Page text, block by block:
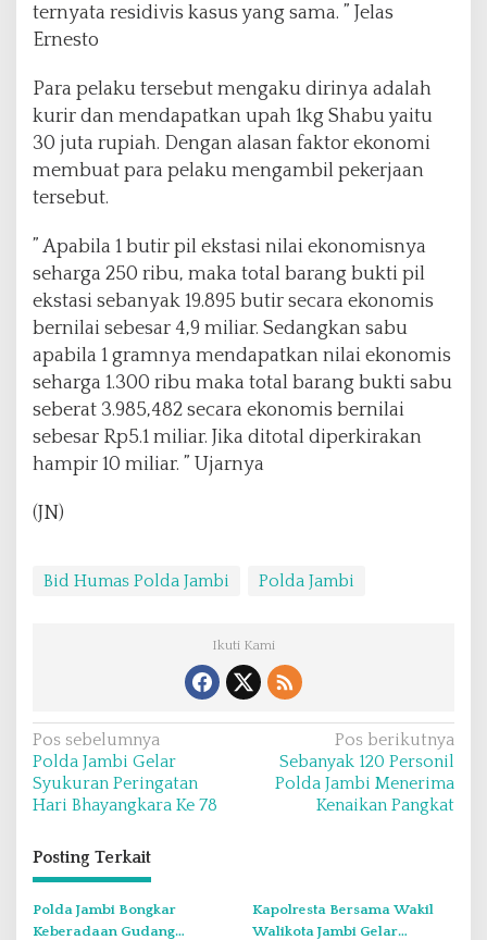
ternyata residivis kasus yang sama. ” Jelas
Ernesto
Para pelaku tersebut mengaku dirinya adalah
kurir dan mendapatkan upah 1kg Shabu yaitu
30 juta rupiah. Dengan alasan faktor ekonomi
membuat para pelaku mengambil pekerjaan
tersebut.
” Apabila 1 butir pil ekstasi nilai ekonomisnya
seharga 250 ribu, maka total barang bukti pil
ekstasi sebanyak 19.895 butir secara ekonomis
bernilai sebesar 4,9 miliar. Sedangkan sabu
apabila 1 gramnya mendapatkan nilai ekonomis
seharga 1.300 ribu maka total barang bukti sabu
seberat 3.985,482 secara ekonomis bernilai
sebesar Rp5.1 miliar. Jika ditotal diperkirakan
hampir 10 miliar. ” Ujarnya
(JN)
Bid Humas Polda Jambi Polda Jambi
Ikuti Kami
N
a
v
g
s
Pos sebelumnya
Polda Jambi Gelar
Syukuran Peringatan
Hari Bhayangkara Ke 78
Pos berikutnya
Sebanyak 120 Personil
Polda Jambi Menerima
Kenaikan Pangkat
Posting Terkait
Polda Jambi Bongkar
Keberadaan Gudang
Kapolresta Bersama Wakil
Walikota Jambi Gelar